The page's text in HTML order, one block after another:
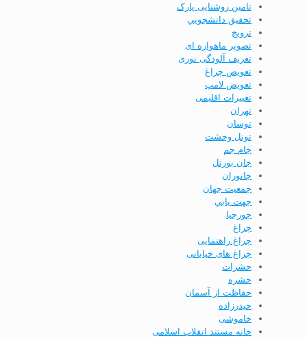
تامین روشنایی پارک
تحقيق دانشجويي
ترویج
تصویر ماهواره ای
تعریف آلودگی نوری
تعویض چراغ
تعویض لامپ
تغییرات اقلیمی
تهران
توسان
تونل وحشت
جام جم
جان بورتل
جانوران
جمعيت جهان
جهت يابي
جورجيا
چراغ
چراغ راهنمایی
چراغ های خیابانی
حشرات
حشره
حفاظت از آسمان
حيدرزاده
خاموشی
خانه مستند انقلاب اسلامی